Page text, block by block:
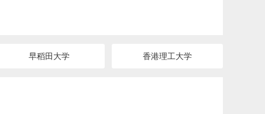
早稻田大学 香港理工大学